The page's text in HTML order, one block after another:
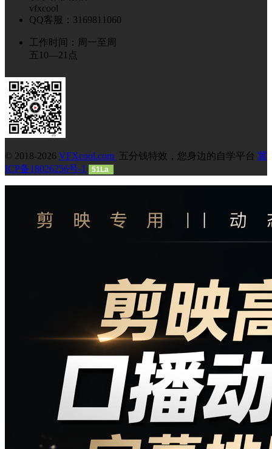
vfxcool
QQ客服：3169811060
工作时间：周一至周
五10—21点
© 2018-2026 VFXcool.com 五分钱特效，您身边的自学平台 冀
ICP备18026256号-1
51La